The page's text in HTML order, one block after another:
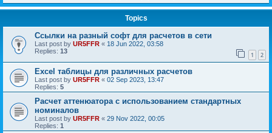
Topics
Ссылки на разный софт для расчетов в сети
Last post by UR5FFR « 18 Jun 2022, 03:58
Replies: 13 1 2
Excel таблицы для различных расчетов
Last post by UR5FFR « 02 Sep 2023, 13:47
Replies: 5
Расчет аттенюатора с использованием стандартных
номиналов
Last post by UR5FFR « 29 Nov 2022, 00:05
Replies: 1